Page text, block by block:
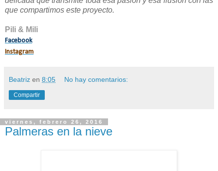
puede ser del color que se escoja. Es una pieza sencilla y
delicada que transmite toda esa pasión y esa ilusión con las
Pili & Mili
Facebook
Beatriz en8:05
viernes, febrero 26, 2016